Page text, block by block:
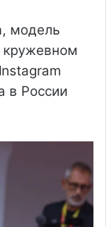
модель
кружевном
в России